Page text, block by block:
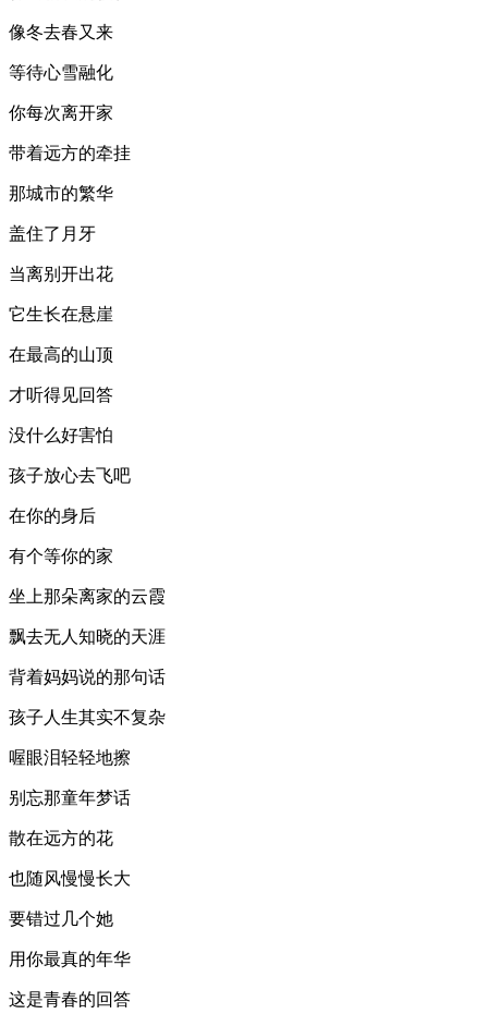
像冬去春又来
等待心雪融化
你每次离开家
带着远方的牵挂
那城市的繁华
盖住了月牙
当离别开出花
它生长在悬崖
在最高的山顶
才听得见回答
没什么好害怕
孩子放心去飞吧
在你的身后
有个等你的家
坐上那朵离家的云霞
飘去无人知晓的天涯
背着妈妈说的那句话
孩子人生其实不复杂
喔眼泪轻轻地擦
别忘那童年梦话
散在远方的花
也随风慢慢长大
要错过几个她
用你最真的年华
这是青春的回答